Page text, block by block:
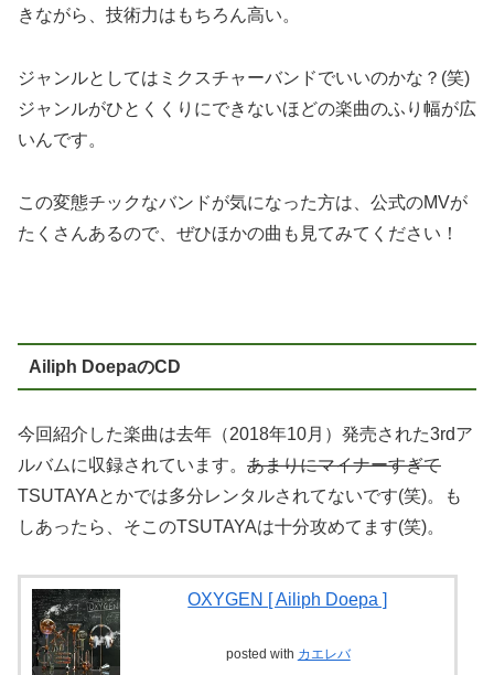
きながら、技術力はもちろん高い。
ジャンルとしてはミクスチャーバンドでいいのかな？(笑)
ジャンルがひとくくりにできないほどの楽曲のふり幅が広
いんです。
この変態チックなバンドが気になった方は、公式のMVが
たくさんあるので、ぜひほかの曲も見てみてください！
Ailiph DoepaのCD
今回紹介した楽曲は去年（2018年10月）発売された3rdア
ルバムに収録されています。 あまりにマイナーすぎて
TSUTAYAとかでは多分レンタルされてないです(笑)。も
しあったら、そこのTSUTAYAは十分攻めてます(笑)。
OXYGEN [ Ailiph Doepa ]
posted with カエレバ